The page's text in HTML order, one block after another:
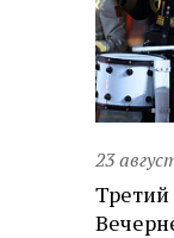
23
Третий